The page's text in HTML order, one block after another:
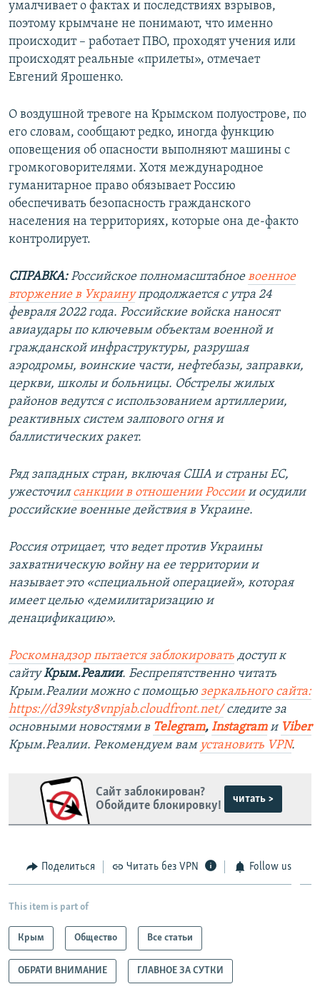
умалчивает о фактах и последствиях взрывов,
поэтому крымчане не понимают, что именно
происходит – работает ПВО, проходят учения или
происходят реальные «прилеты», отмечает
Евгений Ярошенко.
О воздушной тревоге на Крымском полуострове, по
его словам, сообщают редко, иногда функцию
оповещения об опасности выполняют машины с
громкоговорителями. Хотя международное
гуманитарное право обязывает Россию
обеспечивать безопасность гражданского
населения на территориях, которые она де-факто
контролирует.
СПРАВКА:Российское полномасштабноевоенное
вторжение в Украинупродолжается с утра 24
февраля 2022 года. Российские войска наносят
авиаудары по ключевым объектам военной и
гражданской инфраструктуры, разрушая
аэродромы, воинские части, нефтебазы, заправки,
церкви, школы и больницы. Обстрелы жилых
районов ведутся с использованием артиллерии,
реактивных систем залпового огня и
баллистических ракет.
Ряд западных стран, включая США и страны ЕС,
ужесточилсанкции в отношении Россиии осудили
российские военные действия в Украине.
Россия отрицает, что ведет против Украины
захватническую войну на ее территории и
называет это «специальной операцией», которая
имеет целью «демилитаризацию и
денацификацию».
Роскомнадзор пытается заблокировать доступ к
сайтуКрым.Реалии. Беспрепятственно читать
Крым.Реалии можно с помощью зеркального сайта:
https://d39ksty8vnpjab.cloudfront.net/следите за
основными новостями в Telegram, Instagramи Viber
Крым.Реалии. Рекомендуем вам установить VPN.
Сайт заблокирован?
Обойдите блокировку!
читать >
Поделиться Читать без VPN Follow us
This item is part of
Крым Общество Все статьи
ОБРАТИ ВНИМАНИЕ ГЛАВНОЕ ЗА СУТКИ